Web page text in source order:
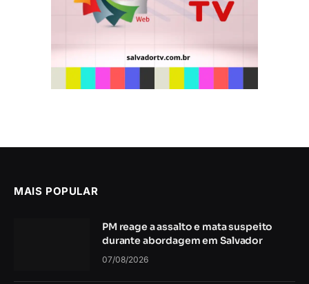
MAIS POPULAR
PM reage a assalto e mata suspeito
durante abordagem em Salvador
07/08/2026